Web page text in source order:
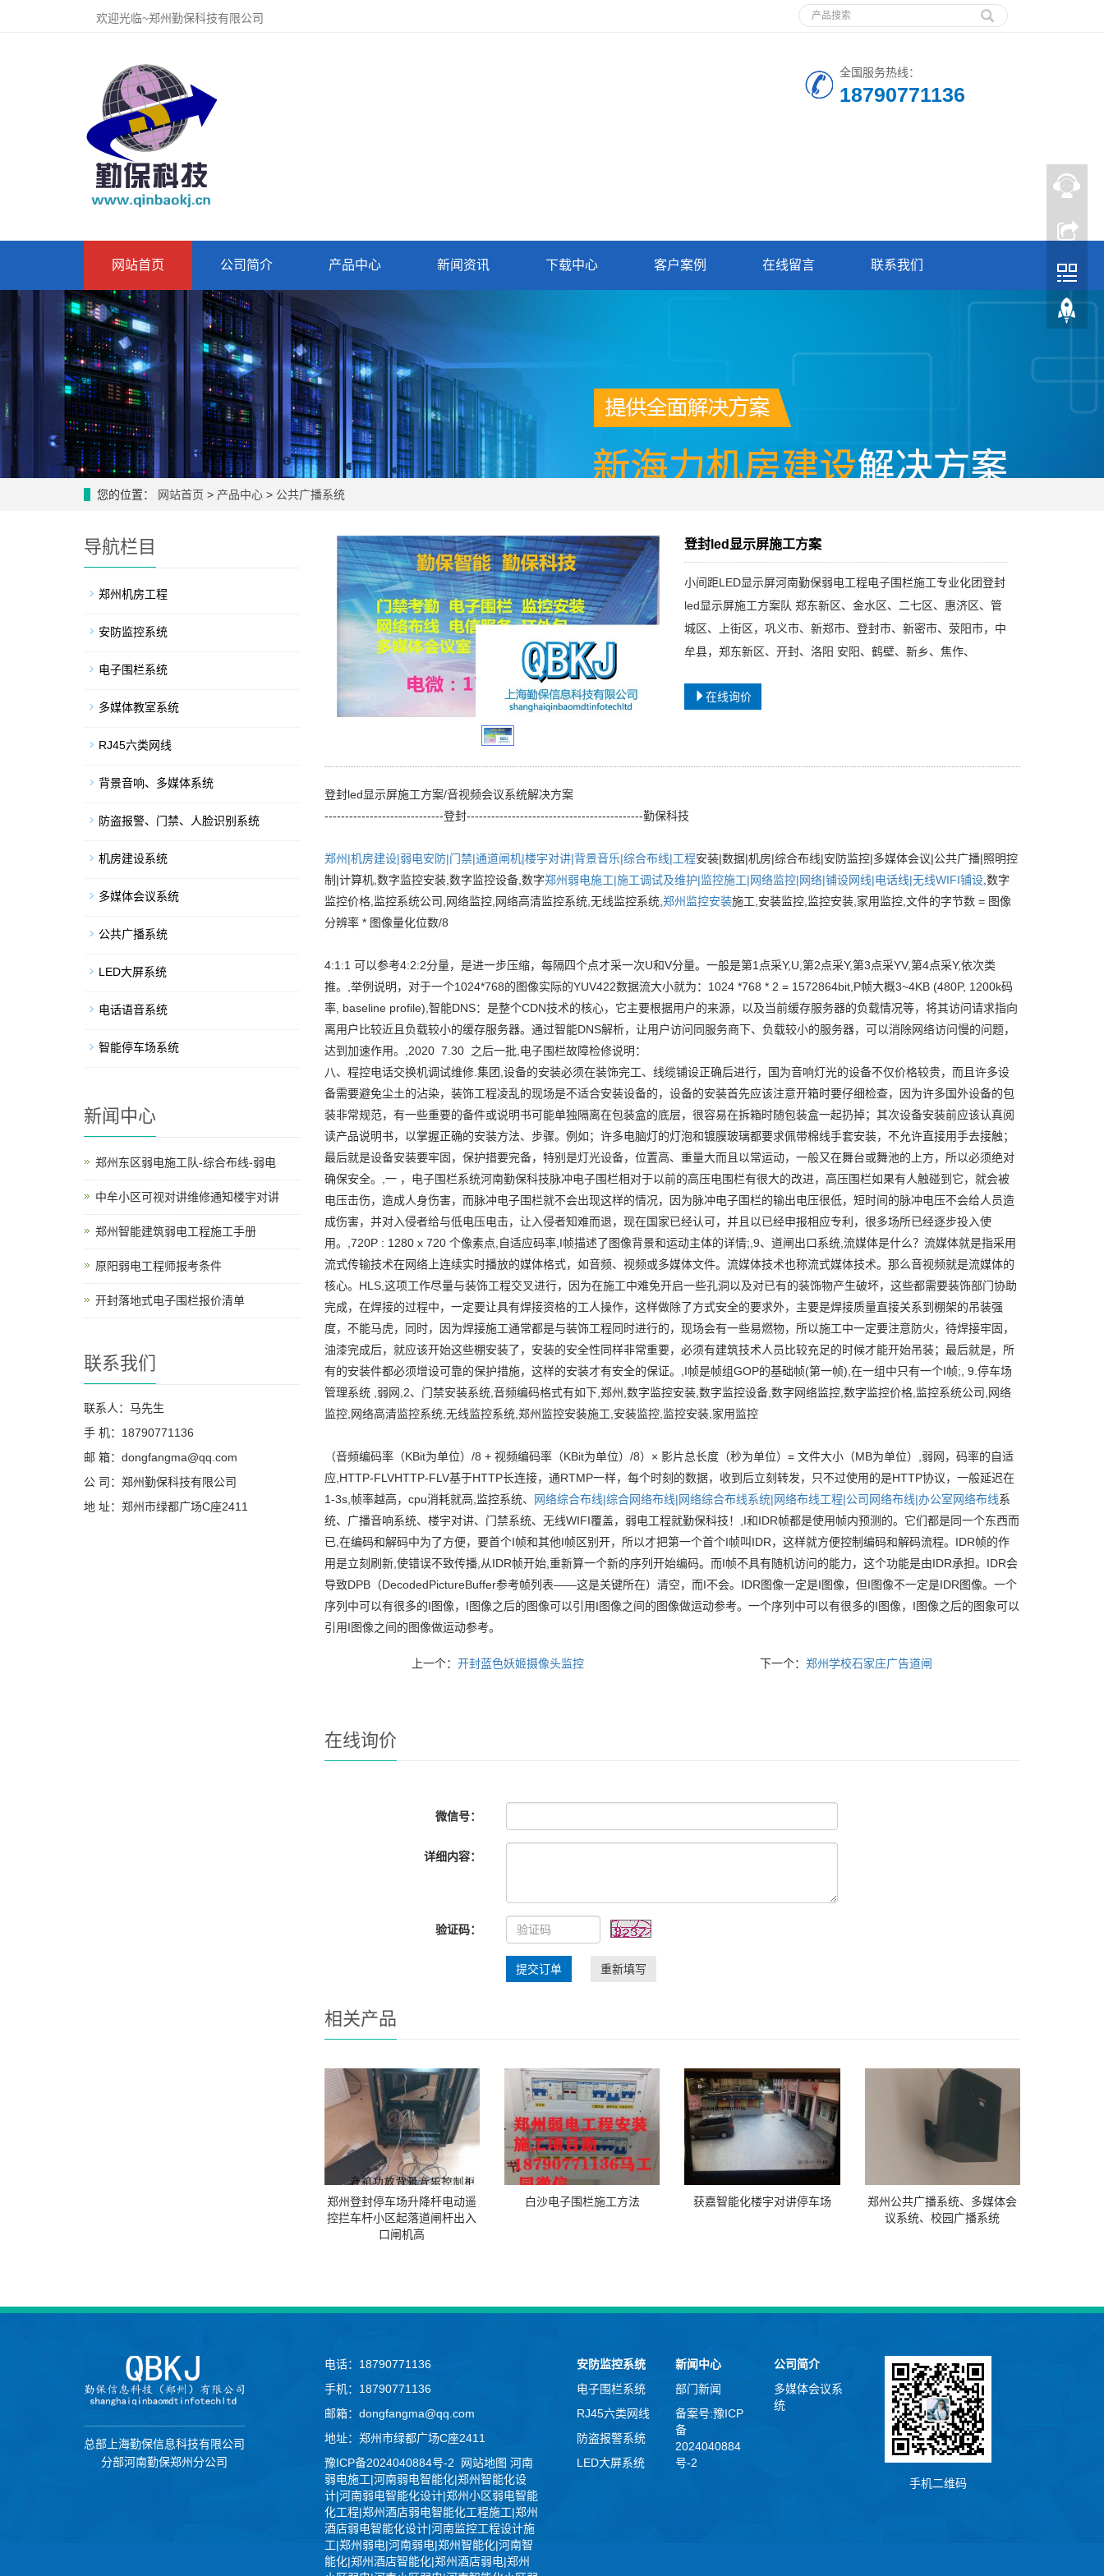
欢迎光临~郑州勤保科技有限公司
全国服务热线：
18790771136
网站首页 公司简介 产品中心 新闻资讯 下载中心 客户案例 在线留言 联系我们
您的位置： 网站首页 > 产品中心 > 公共广播系统
登封led显示屏施工方案
小间距LED显示屏河南勤保弱电工程电子围栏施工专业化团登封
led显示屏施工方案队 郑东新区、金水区、二七区、惠济区、管
城区、上街区，巩义市、新郑市、登封市、新密市、荥阳市，中
牟县，郑东新区、开封、洛阳 安阳、鹤壁、新乡、焦作、
在线询价
登封led显示屏施工方案/音视频会议系统解决方案
-----------------------------登封-------------------------------------------勤保科技
郑州|机房建设|弱电安防|门禁|通道闸机|楼宇对讲|背景音乐|综合布线|工程安装|数据|机房|综合布线|安防监控|多媒体会议|公共广播|照明控
制|计算机,数字监控安装,数字监控设备,数字郑州弱电施工|施工调试及维护|监控施工|网络监控|网络|铺设网线|电话线|无线WIFI铺设,数字
监控价格,监控系统公司,网络监控,网络高清监控系统,无线监控系统, 郑州监控安装施工,安装监控,监控安装,家用监控,文件的字节数 = 图像
分辨率 * 图像量化位数/8
4:1:1 可以参考4:2:2分量，是进一步压缩，每隔四个点才采一次U和V分量。一般是第1点采Y,U,第2点采Y,第3点采YV,第4点采Y,依次类
推。,举例说明，对于一个1024*768的图像实际的YUV422数据流大小就为：1024 *768 * 2 = 1572864bit,P帧大概3~4KB (480P, 1200k码
率, baseline profile),智能DNS：是整个CDN技术的核心，它主要根据用户的来源，以及当前缓存服务器的负载情况等，将其访问请求指向
离用户比较近且负载较小的缓存服务器。通过智能DNS解析，让用户访问同服务商下、负载较小的服务器，可以消除网络访问慢的问题，
达到加速作用。,2020 7.30 之后一批,电子围栏故障检修说明：
八、程控电话交换机调试维修.集团,设备的安装必须在装饰完工、线缆铺设正确后进行，国为音响灯光的设备不仅价格较贵，而且许多设
备需要避免尘土的沾染，装饰工程凌乱的现场是不适合安装设备的，设备的安装首先应该注意开箱时要仔细检查，因为许多国外设备的包
装非常规范，有一些重要的备件或说明书可能单独隔离在包装盒的底层，很容易在拆箱时随包装盒一起扔掉；其次设备安装前应该认真阅
读产品说明书，以掌握正确的安装方法、步骤。例如；许多电脑灯的灯泡和镀膜玻璃都要求佩带棉线手套安装，不允许直接用手去接触；
最后就是设备安装要牢固，保护措要完备，特别是灯光设备，位置高、重量大而且以常运动，一般又在舞台或舞池的上方，所以必须绝对
确保安全。,一 ，电子围栏系统河南勤保科技脉冲电子围栏相对于以前的高压电围栏有很大的改进，高压围栏如果有人触碰到它，就会被
电压击伤，造成人身伤害，而脉冲电子围栏就不会出现这样的情况，因为脉冲电子围栏的输出电压很低，短时间的脉冲电压不会给人员造
成伤害，并对入侵者给与低电压电击，让入侵者知难而退，现在国家已经认可，并且以已经申报相应专利，很多场所已经逐步投入使
用。,720P : 1280 x 720 个像素点,自适应码率,I帧描述了图像背景和运动主体的详情;,9、道闸出口系统,流媒体是什么？流媒体就是指采用
流式传输技术在网络上连续实时播放的媒体格式，如音频、视频或多媒体文件。流媒体技术也称流式媒体技术。那么音视频就是流媒体的
核心。HLS,这项工作尽量与装饰工程交叉进行，因为在施工中难免开启一些孔洞以及对已有的装饰物产生破坏，这些都需要装饰部门协助
完成，在焊接的过程中，一定要让具有焊接资格的工人操作，这样做除了方式安全的要求外，主要是焊接质量直接关系到棚架的吊装强
度，不能马虎，同时，因为焊接施工通常都是与装饰工程同时进行的，现场会有一些易燃物，所以施工中一定要注意防火，待焊接牢固，
油漆完成后，就应该开始这些棚安装了，安装的安全性同样非常重要，必须有建筑技术人员比较充足的时候才能开始吊装；最后就是，所
有的安装件都必须增设可靠的保护措施，这样的安装才有安全的保证。,I帧是帧组GOP的基础帧(第一帧),在一组中只有一个I帧;, 9.停车场
管理系统 ,弱网,2、门禁安装系统,音频编码格式有如下,郑州,数字监控安装,数字监控设备,数字网络监控,数字监控价格,监控系统公司,网络
监控,网络高清监控系统,无线监控系统,郑州监控安装施工,安装监控,监控安装,家用监控
（音频编码率（KBit为单位）/8 + 视频编码率（KBit为单位）/8）× 影片总长度（秒为单位）= 文件大小（MB为单位）,弱网，码率的自适
应,HTTP-FLVHTTP-FLV基于HTTP长连接，通RTMP一样，每个时刻的数据，收到后立刻转发，只不过使用的是HTTP协议，一般延迟在
1-3s,帧率越高，cpu消耗就高,监控系统、
网络综合布线|综合网络布线|网络综合布线系统|网络布线工程|公司网络布线|办公室网络布线系
统、广播音响系统、楼宇对讲、门禁系统、无线WIFI覆盖，弱电工程就勤保科技！,I和IDR帧都是使用帧内预测的。它们都是同一个东西而
已,在编码和解码中为了方便，要首个I帧和其他I帧区别开，所以才把第一个首个I帧叫IDR，这样就方便控制编码和解码流程。IDR帧的作
用是立刻刷新,使错误不致传播,从IDR帧开始,重新算一个新的序列开始编码。而I帧不具有随机访问的能力，这个功能是由IDR承担。IDR会
导致DPB（DecodedPictureBuffer参考帧列表——这是关键所在）清空，而I不会。IDR图像一定是I图像，但I图像不一定是IDR图像。一个
序列中可以有很多的I图像，I图像之后的图像可以引用I图像之间的图像做运动参考。一个序列中可以有很多的I图像，I图像之后的图象可以
引用I图像之间的图像做运动参考。
上一个：开封蓝色妖姬摄像头监控 下一个：郑州学校石家庄广告道闸
在线询价
微信号：
详细内容：
验证码：
提交订单 重新填写
相关产品
郑州登封停车场升降杆电动遥
控拦车杆小区起落道闸杆出入
口闸机高
白沙电子围栏施工方法 获嘉智能化楼宇对讲停车场
郑州公共广播系统、多媒体会
议系统、校园广播系统
导航栏目
郑州机房工程
安防监控系统
电子围栏系统
多媒体教室系统
RJ45六类网线
背景音响、多媒体系统
防盗报警、门禁、人脸识别系统
机房建设系统
多媒体会议系统
公共广播系统
LED大屏系统
电话语音系统
智能停车场系统
新闻中心
郑州东区弱电施工队-综合布线-弱电
中牟小区可视对讲维修通知楼宇对讲
郑州智能建筑弱电工程施工手册
原阳弱电工程师报考条件
开封落地式电子围栏报价清单
联系我们
联系人：马先生
手 机：18790771136
邮 箱：dongfangma@qq.com
公 司：郑州勤保科技有限公司
地 址：郑州市绿都广场C座2411
总部上海勤保信息科技有限公司
分部河南勤保郑州分公司
电话：18790771136
手机：18790771136
邮箱：dongfangma@qq.com
地址：郑州市绿都广场C座2411
豫ICP备2024040884号-2
网站地图 河南
弱电施工|河南弱电智能化|郑州智能化设
计|河南弱电智能化设计|郑州小区弱电智能
化工程|郑州酒店弱电智能化工程施工|郑州
酒店弱电智能化设计|河南监控工程设计施
工|郑州弱电|河南弱电|郑州智能化|河南智
能化|郑州酒店智能化|郑州酒店弱电|郑州
安防监控系统
电子围栏系统
RJ45六类网线
防盗报警系统
LED大屏系统
新闻中心
部门新闻
备案号:豫ICP
备
2024040884
号-2
公司简介
多媒体会议系
统
手机二维码